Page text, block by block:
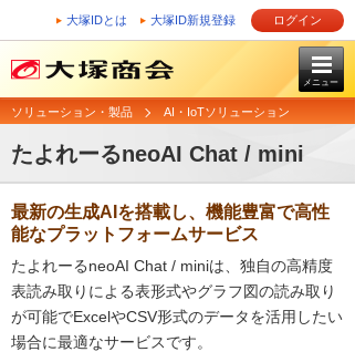
大塚IDとは 大塚ID新規登録 ログイン
メニュー
ソリューション・製品 AI・IoTソリューション
たよれーるneoAI Chat / mini
最新の生成AIを搭載し、機能豊富で高性
能なプラットフォームサービス
たよれーるneoAI Chat / miniは、独自の高精度
表読み取りによる表形式やグラフ図の読み取り
が可能でExcelやCSV形式のデータを活用したい
場合に最適なサービスです。